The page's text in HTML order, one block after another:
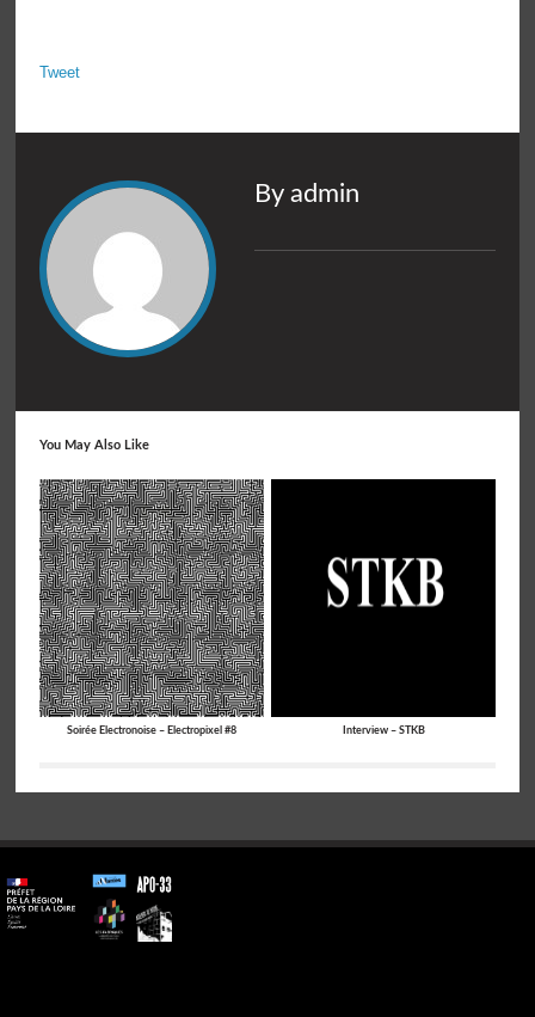
Tweet
By admin
You May Also Like
Soirée Electronoise – Electropixel #8 Interview – STKB